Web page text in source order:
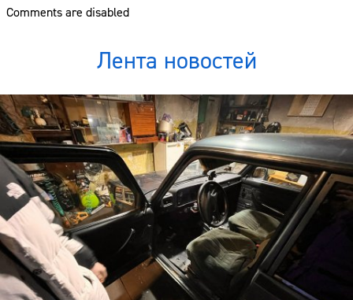
Comments are disabled
Лента новостей